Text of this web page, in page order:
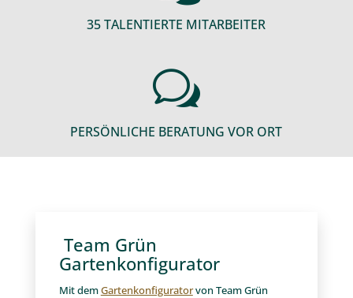
35 TALENTIERTE MITARBEITER
w
PERSÖNLICHE BERATUNG VOR ORT
Team Grün
Gartenkonfigurator
Mit demGartenkonfiguratorvon Team Grün